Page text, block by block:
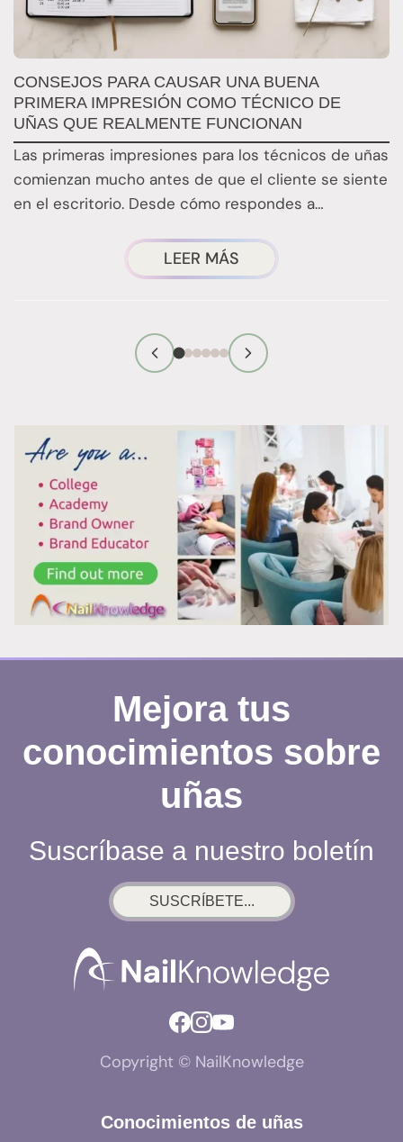
CONSEJOS PARA CAUSAR UNA BUENA
PRIMERA IMPRESIÓN COMO TÉCNICO DE
UÑAS QUE REALMENTE FUNCIONAN
Las primeras impresiones para los técnicos de uñas
comienzan mucho antes de que el cliente se siente
en el escritorio. Desde cómo respondes a…
LEER MÁS CONSEJOS
EFICACES
CAUSAR
UNA
IMPRESIÓN
COMO
TÉCNICO
DE
MANICURA
Mejora tus
conocimientos sobre
uñas
Suscríbase a nuestro boletín
SUSCRÍBETE...
Copyright © NailKnowledge
Conocimientos de uñas